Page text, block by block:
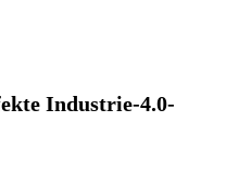
Industrie-4.0-